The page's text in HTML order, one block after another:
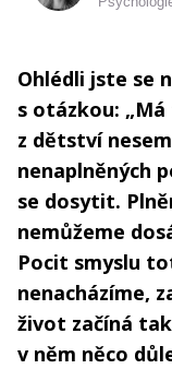
Ohlédli jste se
s otázkou: „Má
z dětství
nenaplněných
se dosytit.
nemůžeme
Pocit smyslu
nenacházíme,
život začíná
v něm něco